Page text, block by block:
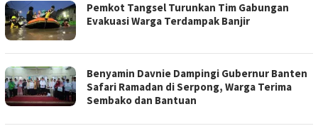
Pemkot Tangsel Turunkan Tim Gabungan
Evakuasi Warga Terdampak Banjir
Benyamin Davnie Dampingi Gubernur Banten
Safari Ramadan di Serpong, Warga Terima
Sembako dan Bantuan